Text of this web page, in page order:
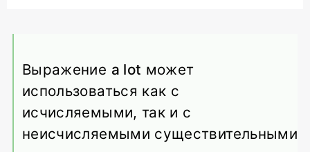
Выражение a lot может
использоваться как с
исчисляемыми, так и с
неисчисляемыми существительными